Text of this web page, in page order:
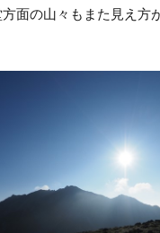
面の山々もまた見え方